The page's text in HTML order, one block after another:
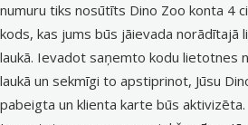
numuru tiks nosūtīts Dino Zoo konta 4
kods, kas jums būs jāievada norādītajā
laukā. Ievadot saņemto kodu lietotnes
laukā un sekmīgi to apstiprinot, Jūsu
pabeigta un klienta karte būs aktivizēta.